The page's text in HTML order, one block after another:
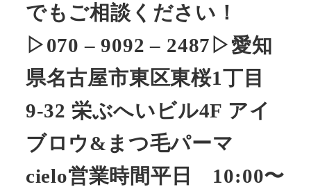
でもご相談ください！
▷070 – 9092 – 2487▷愛知
県名古屋市東区東桜1丁目
9-32 栄ぶへいビル4F アイ
ブロウ&まつ毛パーマ
cielo営業時間平日 10:00〜